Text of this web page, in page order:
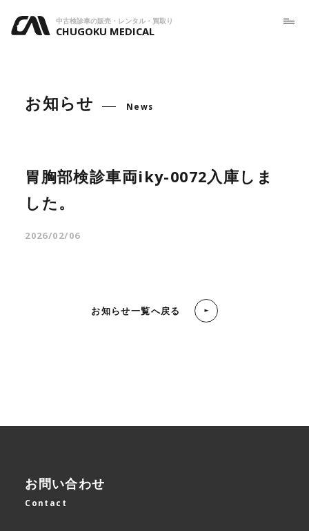
中古検診車の販売・レンタル・買取り
CHUGOKU MEDICAL
お知らせ News
胃胸部検診車両iky-0072入庫しま
した。
2026/02/06
お知らせ一覧へ戻る
お問い合わせ
Contact